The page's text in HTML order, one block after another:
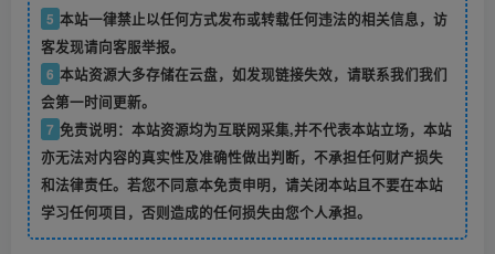
5 本站一律禁止以任何方式发布或转载任何违法的相关信息，访
客发现请向客服举报。
6 本站资源大多存储在云盘，如发现链接失效，请联系我们我们
会第一时间更新。
7 免责说明：本站资源均为互联网采集,并不代表本站立场，本站
亦无法对内容的真实性及准确性做出判断，不承担任何财产损失
和法律责任。若您不同意本免责申明，请关闭本站且不要在本站
学习任何项目，否则造成的任何损失由您个人承担。